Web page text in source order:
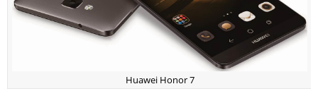
Huawei Honor 7